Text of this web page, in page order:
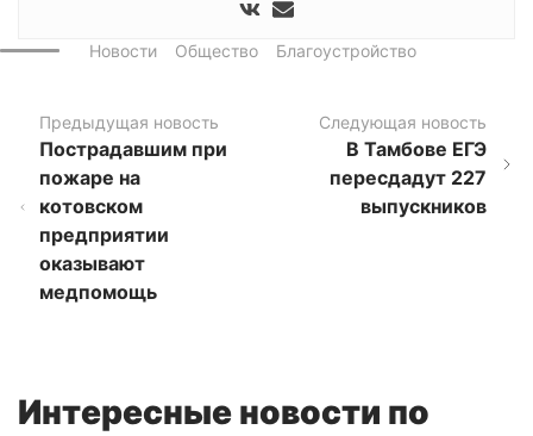
Новости Общество Благоустройство
Предыдущая новость
Пострадавшим при
пожаре на
котовском
предприятии
оказывают
медпомощь
Следующая новость
В Тамбове ЕГЭ
пересдадут 227
выпускников
Интересные новости по